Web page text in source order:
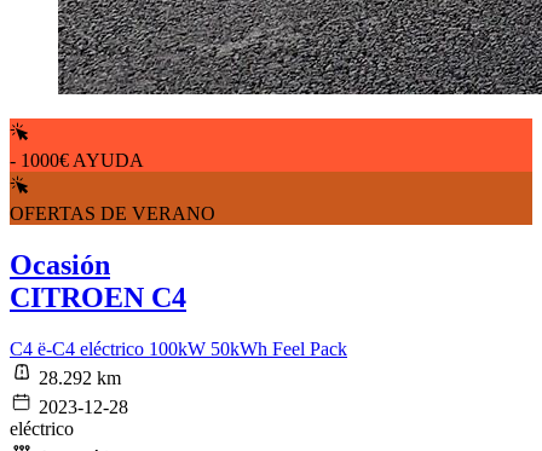
- 1000€ AYUDA
OFERTAS DE VERANO
Ocasión
CITROEN C4
C4 ë-C4 eléctrico 100kW 50kWh Feel Pack
28.292 km
2023-12-28
eléctrico